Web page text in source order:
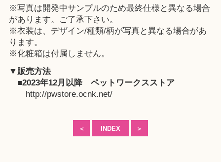
※写真は開発中サンプルのため最終仕様と異なる場合
があります。ご了承下さい。
※衣装は、デザイン/種類/柄が写真と異なる場合があ
ります。
※化粧箱は付属しません。
▼販売方法
■2023年12月以降 ペットワークスストア
http://pwstore.ocnk.net/
＜ INDEX ＞